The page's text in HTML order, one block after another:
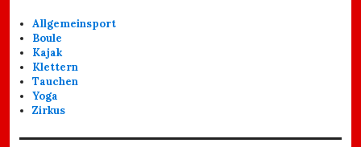
Allgemeinsport
Boule
Kajak
Klettern
Tauchen
Yoga
Zirkus